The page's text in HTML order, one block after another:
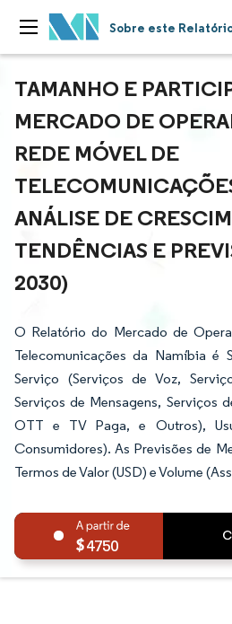
Sobre este
TAMANHO E
MERCADO DE
REDE MÓVEL DE
ANÁLISE DE
TENDÊNCIAS E
2030)
O Relatório do Mercado de
Telecomunicações da Namíbia é
Serviço (Serviços de Voz,
Serviços de Mensagens, Serviços
OTT e TV Paga, e Outros),
Consumidores). As Previsões de
Termos de Valor (USD) e Volume
4750